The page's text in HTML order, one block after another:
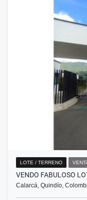
LOTE / TERRENO
VENDO FABULOSO
Calarcá, Quindío,